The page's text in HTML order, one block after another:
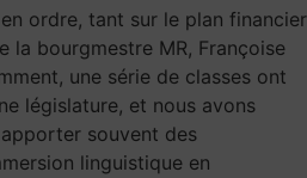
ordre, tant sur le plan financier
la bourgmestre MR, Françoise
une série de classes ont
législature, et nous avons
souvent des
linguistique en